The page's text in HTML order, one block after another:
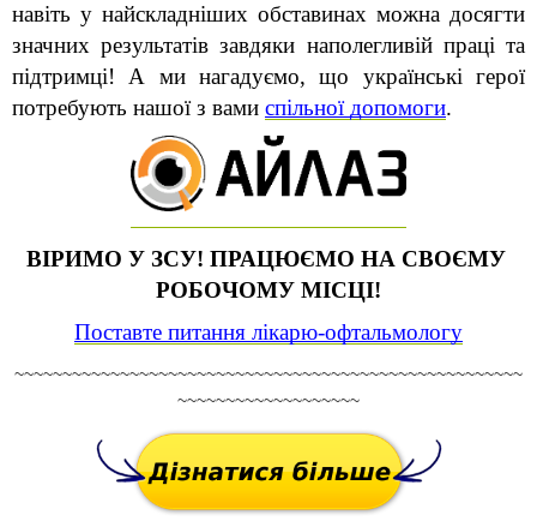
навіть у найскладніших обставинах можна досягти
значних результатів завдяки наполегливій праці та
підтримці! А ми нагадуємо, що українські герої
потребують нашої з вами спільної допомоги.
ВІРИМО У ЗСУ! ПРАЦЮЄМО НА СВОЄМУ
РОБОЧОМУ МІСЦІ!
Поставте питання лікарю-офтальмологу
~~~~~~~~~~~~~~~~~~~~~~~~~~~~~~~~~~~~~~~~~~~~~~~~~~~~~
~~~~~~~~~~~~~~~~~~~